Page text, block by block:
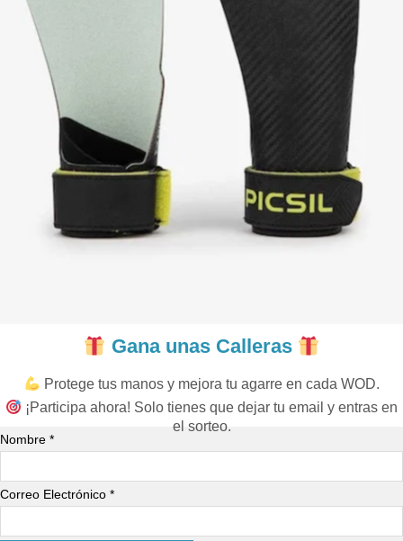
Gana unas Calleras
Protege tus manos y mejora tu agarre en cada WOD.
¡Participa ahora! Solo tienes que dejar tu email y entras en
el sorteo.
Nombre *
Correo Electrónico *